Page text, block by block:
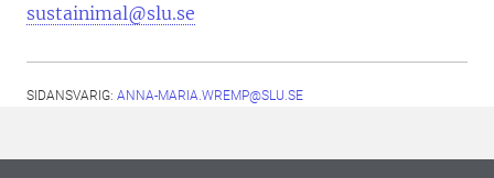
sustainimal@slu.se
SIDANSVARIG: ANNA-MARIA.WREMP@SLU.SE